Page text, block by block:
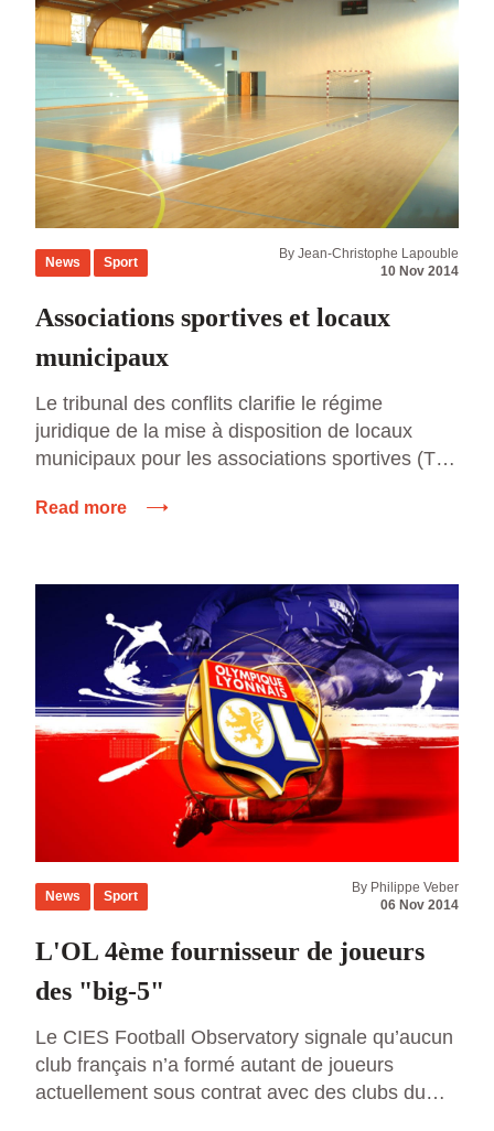
News Sport
By Jean-Christophe Lapouble
10 Nov 2014
Associations sportives et locaux
municipaux
Le tribunal des conflits clarifie le régime
juridique de la mise à disposition de locaux
municipaux pour les associations sportives (TC,
Dans une décision du 13 octobre 2014
club d’aviron, le Tribunal des […]
Read more
News Sport
By Philippe Veber
06 Nov 2014
L'OL 4ème fournisseur de joueurs
des "big-5"
Le CIES Football Observatory signale qu’aucun
club français n’a formé autant de joueurs
actuellement sous contrat avec des clubs du